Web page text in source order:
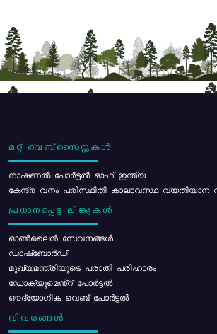
മറ്റ് വെബ്സൈറ്റുകൾ
നാഷണൽ പോർട്ടൽ ഓഫ് ഇന്ത്യ
കേന്ദ്ര വനം പരിസ്ഥിതി കാലാവസ്ഥ വ്യതിയാന
പ്രധാനപ്പെട്ട ലിങ്കുകൾ
ഓൺലൈൻ സേവനങ്ങൾ
ഡാഷ്ബോർഡ്
മുഖ്യമന്ത്രിയുടെ പരാതി പരിഹാരം
ഡോക്യുമെൻ്റ് പോർട്ടൽ
ഔദ്യോഗിക വെബ് പോർട്ടൽ
വിവരങ്ങൾ